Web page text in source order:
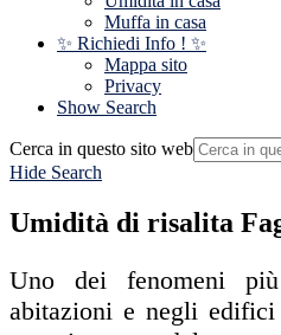
Muffa in casa
✨ Richiedi Info ! ✨
Mappa sito
Privacy
Show Search
Cerca in questo sito web
Hide Search
Umidità di risalita
Uno dei fenomeni
abitazioni e negli